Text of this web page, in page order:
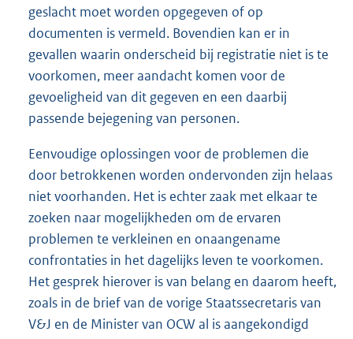
geslacht moet worden opgegeven of op
documenten is vermeld. Bovendien kan er in
gevallen waarin onderscheid bij registratie niet is te
voorkomen, meer aandacht komen voor de
gevoeligheid van dit gegeven en een daarbij
passende bejegening van personen.
Eenvoudige oplossingen voor de problemen die
door betrokkenen worden ondervonden zijn helaas
niet voorhanden. Het is echter zaak met elkaar te
zoeken naar mogelijkheden om de ervaren
problemen te verkleinen en onaangename
confrontaties in het dagelijks leven te voorkomen.
Het gesprek hierover is van belang en daarom heeft,
zoals in de brief van de vorige Staatssecretaris van
V&J en de Minister van OCW al is aangekondigd